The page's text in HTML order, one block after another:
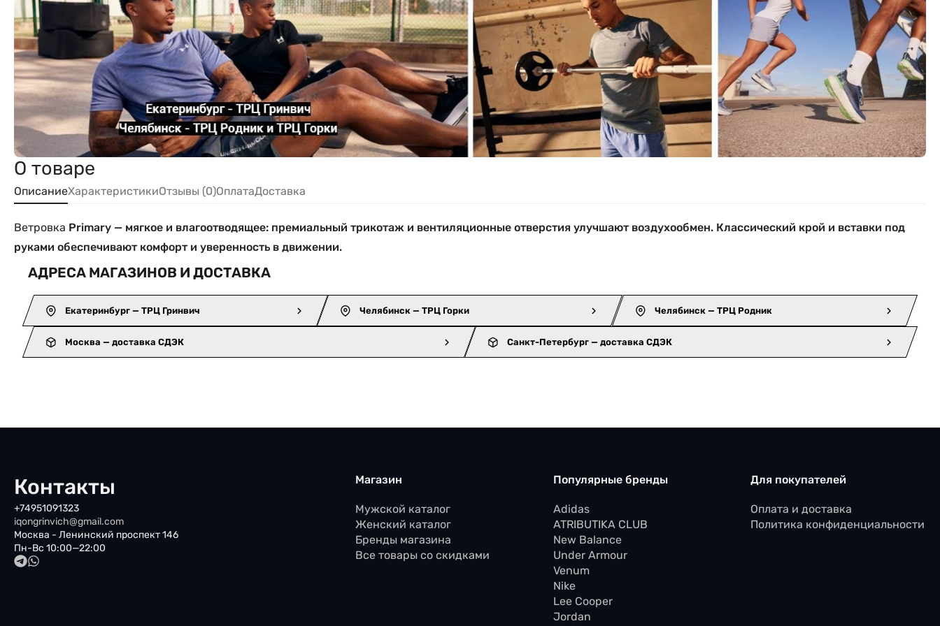
О товаре
ОписаниеХарактеристикиОтзывы (0)ОплатаДоставка
Ветровка Primary — мягкое и влагоотводящее: премиальный трикотаж и вентиляционные отверстия улучшают воздухообмен. Классический крой и вставки под
руками обеспечивают комфорт и уверенность в движении.
АДРЕСА МАГАЗИНОВ И ДОСТАВКА
Екатеринбург — ТРЦ Гринвич Челябинск — ТРЦ Горки Челябинск — ТРЦ Родник
Москва — доставка СДЭК Санкт-Петербург — доставка СДЭК
Контакты
+74951091323
iqongrinvich@gmail.com
Москва - Ленинский проспект 146
Пн-Вс 10:00—22:00
Магазин
Мужской каталог
Женский каталог
Бренды магазина
Все товары со скидками
Популярные бренды
Adidas
ATRIBUTIKA CLUB
New Balance
Under Armour
Venum
Nike
Lee Cooper
Jordan
Для покупателей
Оплата и доставка
Политика конфиденциальности